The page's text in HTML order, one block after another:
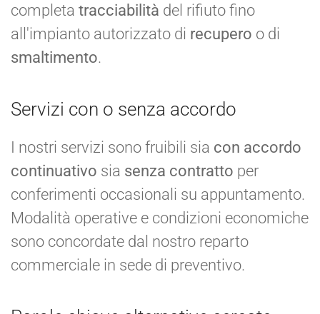
completa tracciabilità del rifiuto fino
all'impianto autorizzato di recupero o di
smaltimento.
Servizi con o senza accordo
I nostri servizi sono fruibili sia con accordo
continuativo sia senza contratto per
conferimenti occasionali su appuntamento.
Modalità operative e condizioni economiche
sono concordate dal nostro reparto
commerciale in sede di preventivo.